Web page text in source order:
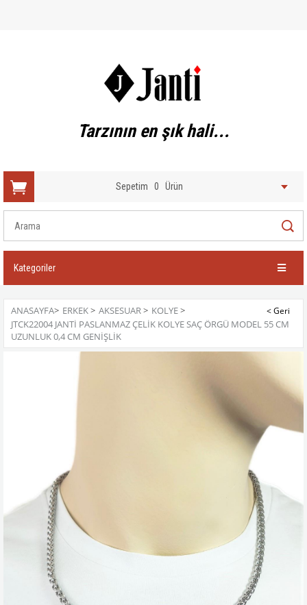
Tarzının en şık hali...
Sepetim 0 Ürün
Kategoriler
ANASAYFA> ERKEK> AKSESUAR> KOLYE>
JTCK22004 JANTİ PASLANMAZ ÇELİK KOLYE SAÇ ÖRGÜ MODEL 55 CM
UZUNLUK 0,4 CM GENIŞLIK